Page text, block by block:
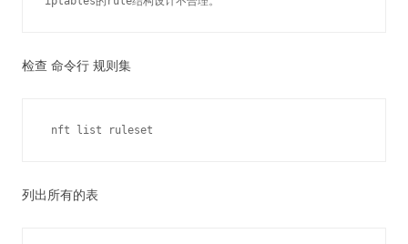
检查 命令行 规则集
列出所有的表